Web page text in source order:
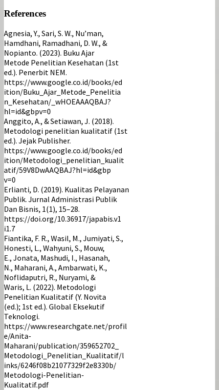
References
Agnesia, Y., Sari, S. W., Nu’man,
Hamdhani, Ramadhani, D. W., &
Nopianto. (2023). Buku Ajar
Metode Penelitian Kesehatan (1st
ed.). Penerbit NEM.
https://www.google.co.id/books/ed
ition/Buku_Ajar_Metode_Penelitia
n_Kesehatan/_wHOEAAAQBAJ?
hl=id&gbpv=0
Anggito, A., & Setiawan, J. (2018).
Metodologi penelitian kualitatif (1st
ed.). Jejak Publisher.
https://www.google.co.id/books/ed
ition/Metodologi_penelitian_kualit
atif/59V8DwAAQBAJ?hl=id&gbp
v=0
Erlianti, D. (2019). Kualitas Pelayanan
Publik. Jurnal Administrasi Publik
Dan Bisnis, 1(1), 15–28.
https://doi.org/10.36917/japabis.v1
i1.7
Fiantika, F. R., Wasil, M., Jumiyati, S.,
Honesti, L., Wahyuni, S., Mouw,
E., Jonata, Mashudi, I., Hasanah,
N., Maharani, A., Ambarwati, K.,
Noflidaputri, R., Nuryami, &
Waris, L. (2022). Metodologi
Penelitian Kualitatif (Y. Novita
(ed.); 1st ed.). Global Eksekutif
Teknologi.
https://www.researchgate.net/profil
e/Anita-
Maharani/publication/359652702_
Metodologi_Penelitian_Kualitatif/l
inks/6246f08b21077329f2e8330b/
Metodologi-Penelitian-
Kualitatif.pdf